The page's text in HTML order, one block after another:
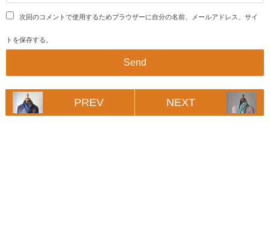
次回のコメントで使用するためブラウザーに自分の名前、メールアドレス、サイ
トを保存する。
PREV NEXT